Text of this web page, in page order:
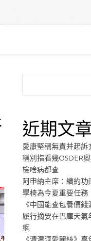
近期文
愛康堅稱無責并起訴
稱別指看幾OSDER
檢啥病都查
阿申納主席：續約
學椅為今夏重要任務
《中國能查包養價
履行摘要在巴庫天氣
網
《清潭洞愛麗絲》